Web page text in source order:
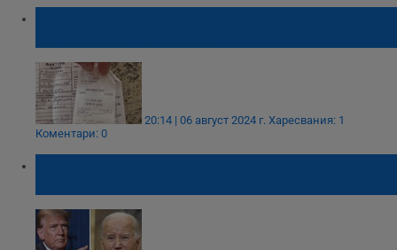
20:14 | 06 август 2024 г. Харесвания: 1
Коментари: 0